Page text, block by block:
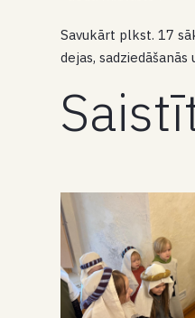
Savukārt plkst. 17
dejas,